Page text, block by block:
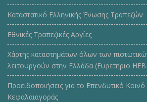
Καταστατικό Ελληνικής Ένωσης Τραπεζών
Εθνικές Τραπεζικές Αργίες
Χάρτης καταστημάτων όλων των
λειτουργούν στην Ελλάδα (Ευρετήριο
Προειδοποιήσεις για το Επενδυτικό
Κεφαλαιαγοράς